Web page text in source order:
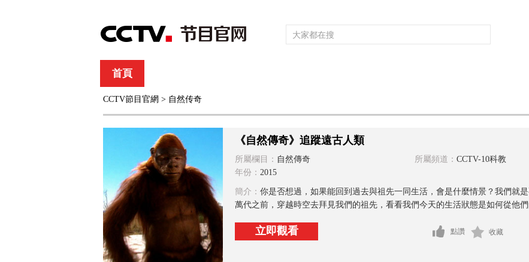
首頁
綜合 新聞 財經 綜藝
CCTV節目官網 > 自然传奇
《自然傳奇》追蹤遠古人類
所屬欄目： 自然傳奇 所屬頻道： CCTV-10科教
年份： 2015
簡介： 你是否想過，如果能回到過去與祖先一同生活，會是什麼情景？我們就
萬代之前，穿越時空去拜見我們的祖先，看看我們今天的生活狀態是如何從他
立即觀看 點讚 收藏